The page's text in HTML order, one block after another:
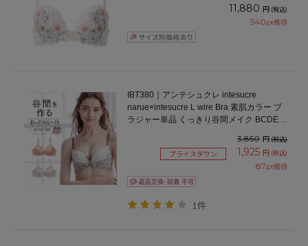
11,880 円 (税込)
540pt獲得
IBT380｜アンテシュクレ intesucre
narue×intesucre L wire Bra 素肌カラー ブ
ラジャー単品 くっきり谷間メイク BCDEF
3,850 円(税込)
プライスダウン 1,925 円 (税込)
87pt獲得
1件